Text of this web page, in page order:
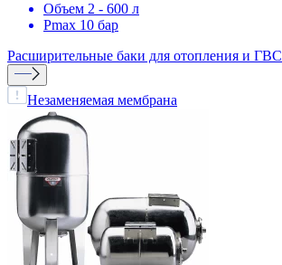
Объем 2 - 600 л
Pmax 10 бар
Расширительные баки для отопления и ГВС
Незаменяемая мембрана